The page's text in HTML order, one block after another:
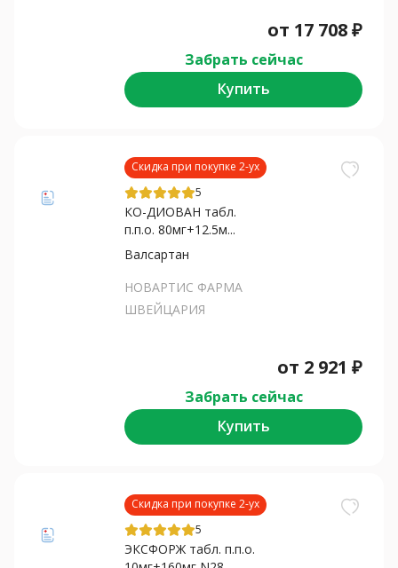
от 17 708₽
Забрать сейчас
Купить
Скидка при покупке 2-ух
5
КО-ДИОВАН табл.
п.п.о. 80мг+12.5м...
Валсартан
НОВАРТИС ФАРМА
ШВЕЙЦАРИЯ
от 2 921 ₽
Забрать сейчас
Купить
Скидка при покупке 2-ух
5
ЭКСФОРЖ табл. п.п.о.